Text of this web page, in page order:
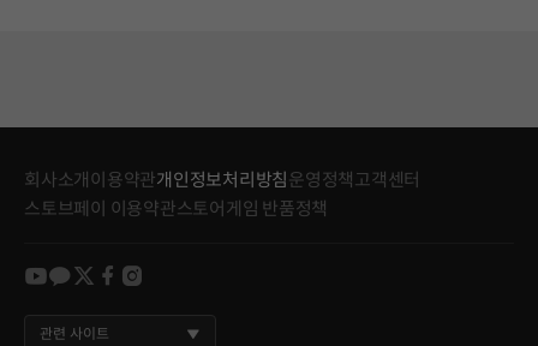
회사소개이용약관개인정보처리방침 운영정책고객센터
스토브페이 이용약관스토어게임 반품정책
youtube
kakao
twitter
facebook
instagram
관련 사이트